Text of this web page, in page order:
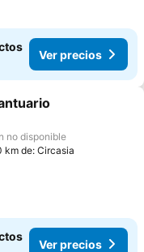
Ver precios
a favoritos
no disponible
km de: Circasia
Ver precios